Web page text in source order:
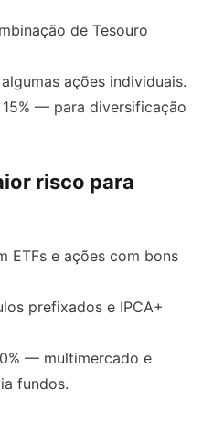
de Tesouro
ações individuais.
— para diversificação
risco para
ETFs e ações com bons
prefixados e IPCA+
— multimercado e
fundos.